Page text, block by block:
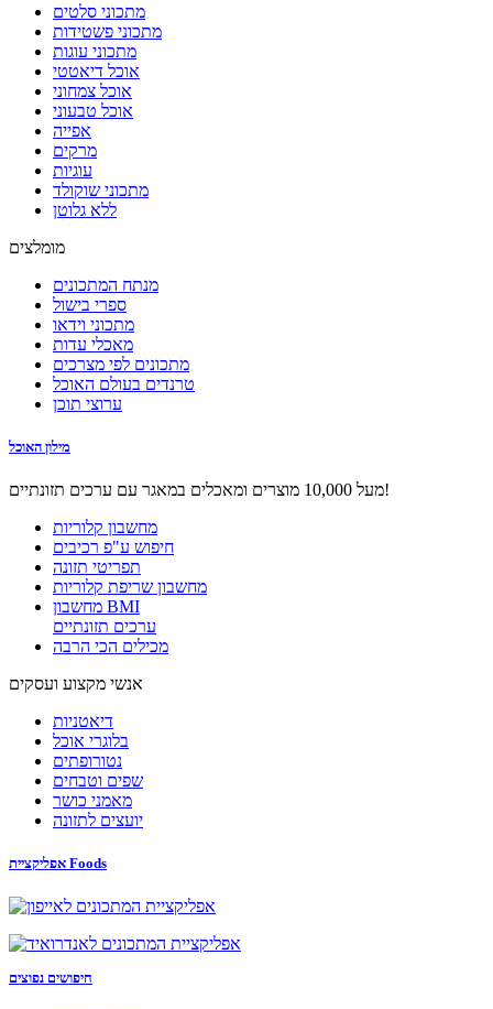
מתכוני סלטים
מתכוני פשטידות
מתכוני עוגות
אוכל דיאטטי
אוכל צמחוני
אוכל טבעוני
אפייה
מרקים
עוגיות
מתכוני שוקולד
ללא גלוטן
מומלצים
מנתח המתכונים
ספרי בישול
מתכוני וידאו
מאכלי עדות
מתכונים לפי מצרכים
טרנדים בעולם האוכל
ערוצי תוכן
מילון האוכל
מעל 10,000 מוצרים ומאכלים במאגר עם ערכים תזונתיים!
מחשבון קלוריות
חיפוש ע"פ רכיבים
תפריטי תזונה
מחשבון שריפת קלוריות
מחשבון BMI
ערכים תזונתיים
מכילים הכי הרבה
אנשי מקצוע ועסקים
דיאטניות
בלוגרי אוכל
נטורופתים
שפים וטבחים
מאמני כושר
יועצים לתזונה
אפליקציית Foods
חיפושים נפוצים